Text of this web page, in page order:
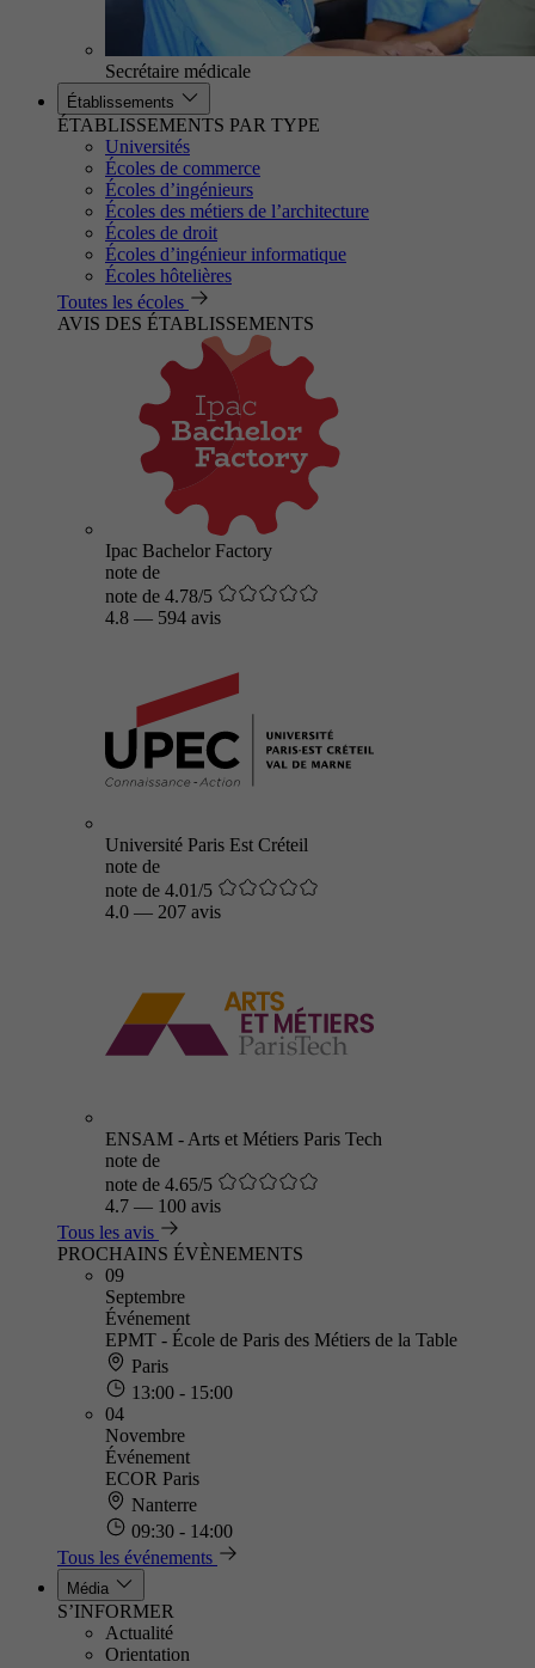
Secrétaire médicale
Établissements
ÉTABLISSEMENTS PAR TYPE
Universités
Écoles de commerce
Écoles d’ingénieurs
Écoles des métiers de l’architecture
Écoles de droit
Écoles d’ingénieur informatique
Écoles hôtelières
Toutes les écoles
AVIS DES ÉTABLISSEMENTS
Ipac Bachelor Factory
note de
note de 4.78/5
4.8 — 594 avis
Université Paris Est Créteil
note de
note de 4.01/5
4.0 — 207 avis
ENSAM - Arts et Métiers Paris Tech
note de
note de 4.65/5
4.7 — 100 avis
Tous les avis
PROCHAINS ÉVÈNEMENTS
09
Septembre
Événement
EPMT - École de Paris des Métiers de la Table
Paris
13:00 - 15:00
04
Novembre
Événement
ECOR Paris
Nanterre
09:30 - 14:00
Tous les événements
Média
S’INFORMER
Actualité
Orientation